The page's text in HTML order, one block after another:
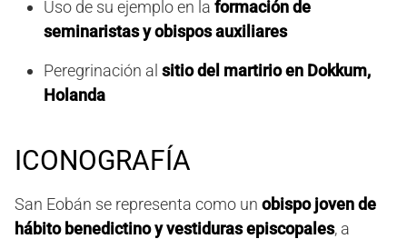
Uso de su ejemplo en la formación de
seminaristas y obispos auxiliares
Peregrinación al sitio del martirio en Dokkum,
Holanda
ICONOGRAFÍA
San Eobán se representa como un obispo joven de
hábito benedictino y vestiduras episcopales, a